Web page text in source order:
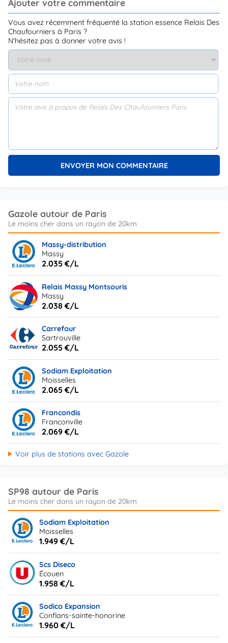
Ajouter votre commentaire
Vous avez récemment fréquenté la station essence Relais Des
Chaufourniers à Paris ?
N'hésitez pas à donner votre avis !
Gazole autour de Paris
Massy-distribution
Massy
2.035 €/L
Relais Massy Montsouris
Massy
2.038 €/L
Carrefour
Sartrouville
2.055 €/L
Sodiam Exploitation
Moisselles
2.065 €/L
Francondis
Franconville
2.069 €/L
Voir plus de stations avec Gazole
SP98 autour de Paris
Sodiam Exploitation
Moisselles
1.949 €/L
Scs Diseco
Écouen
1.958 €/L
Sodico Expansion
Conflans-sainte-honorine
1.960 €/L